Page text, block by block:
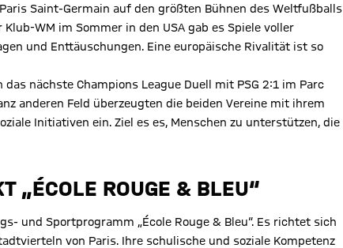
Saint-Germain auf den größten Bühnen des Weltfußballs
WM im Sommer in den USA gab es Spiele voller
und Enttäuschungen. Eine europäische Rivalität ist so
nächste Champions League Duell mit PSG 2:1 im Parc
anderen Feld überzeugten die beiden Vereine mit ihrem
Initiativen ein. Ziel es es, Menschen zu unterstützen, die
„ÉCOLE ROUGE & BLEU“
und Sportprogramm „École Rouge & Bleu“. Es richtet sich
von Paris. Ihre schulische und soziale Kompetenz